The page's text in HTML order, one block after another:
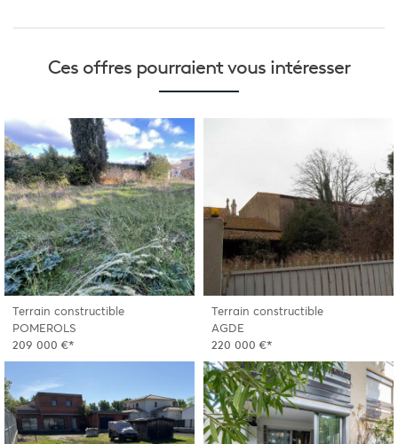
Ces offres pourraientvous intéresser
Terrain constructible
POMEROLS
209 000 €*
Terrain constructible
AGDE
220 000 €*